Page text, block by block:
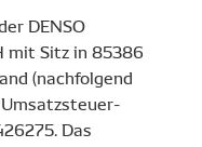
DENSO
mit Sitz in 85386
(nachfolgend
Das